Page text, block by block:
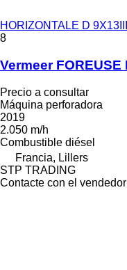
HORIZONTALE D
8
Vermeer FOREUSE
Precio a consultar
Máquina perforadora
2019
2.050 m/h
Combustible diésel
Francia, Lillers
STP TRADING
Contacte con el vendedor